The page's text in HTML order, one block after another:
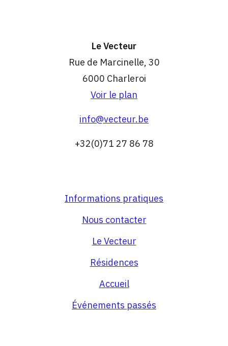
Le Vecteur
Rue de Marcinelle, 30
6000 Charleroi
Voir le plan
info@vecteur.be
+32(0)71 27 86 78
Informations pratiques
Nous contacter
Le Vecteur
Résidences
Accueil
Événements passés